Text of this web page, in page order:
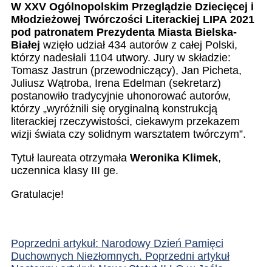
W XXV Ogólnopolskim Przeglądzie Dziecięcej i
Młodzieżowej Twórczości Literackiej LIPA 2021
pod patronatem Prezydenta Miasta Bielska-
Białej wzięło udział 434 autorów z całej Polski,
którzy nadesłali 1104 utwory. Jury w składzie:
Tomasz Jastrun (przewodniczący), Jan Picheta,
Juliusz Wątroba, Irena Edelman (sekretarz)
postanowiło tradycyjnie uhonorować autorów,
którzy „wyróżnili się oryginalną konstrukcją
literackiej rzeczywistości, ciekawym przekazem
wizji świata czy solidnym warsztatem twórczym”.
Tytuł laureata otrzymała Weronika Klimek,
uczennica klasy III ge.
Gratulacje!
Poprzedni artykuł: Narodowy Dzień Pamięci
Duchownych Niezłomnych. Poprzedni artykuł